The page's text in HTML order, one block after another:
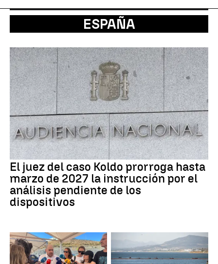
ESPAÑA
El juez del caso Koldo prorroga hasta
marzo de 2027 la instrucción por el
análisis pendiente de los
dispositivos